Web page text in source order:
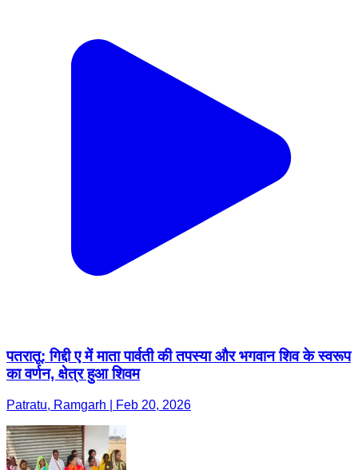
पतरातू: गिद्दी ए में माता पार्वती की तपस्या और भगवान शिव के स्वरूप
का वर्णन, क्षेत्र हुआ शिवम
Patratu, Ramgarh | Feb 20, 2026